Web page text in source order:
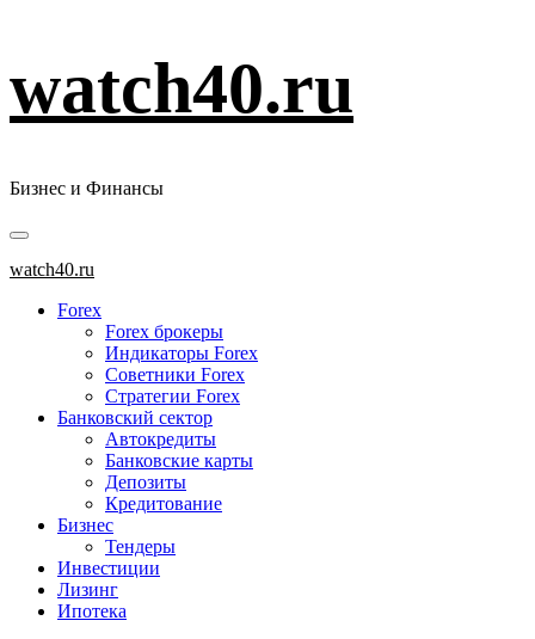
к
содержимому
watch40.ru
Бизнес и Финансы
Основное
меню
watch40.ru
Forex
Forex брокеры
Индикаторы Forex
Советники Forex
Стратегии Forex
Банковский сектор
Автокредиты
Банковские карты
Депозиты
Кредитование
Бизнес
Тендеры
Инвестиции
Лизинг
Ипотека